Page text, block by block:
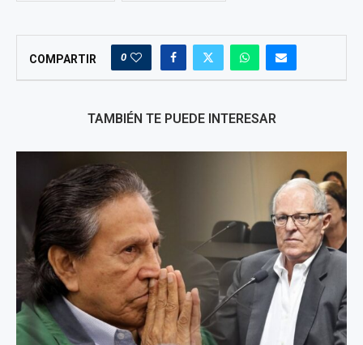
COMPARTIR 0
TAMBIÉN TE PUEDE INTERESAR